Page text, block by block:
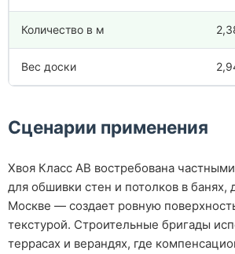
Количество в м
Вес доски
Сценарии применения
Хвоя Класс АВ востребована
для обшивки стен и потолков в банях,
Москве — создает ровную
текстурой. Строительные бригады
террасах и верандях, где